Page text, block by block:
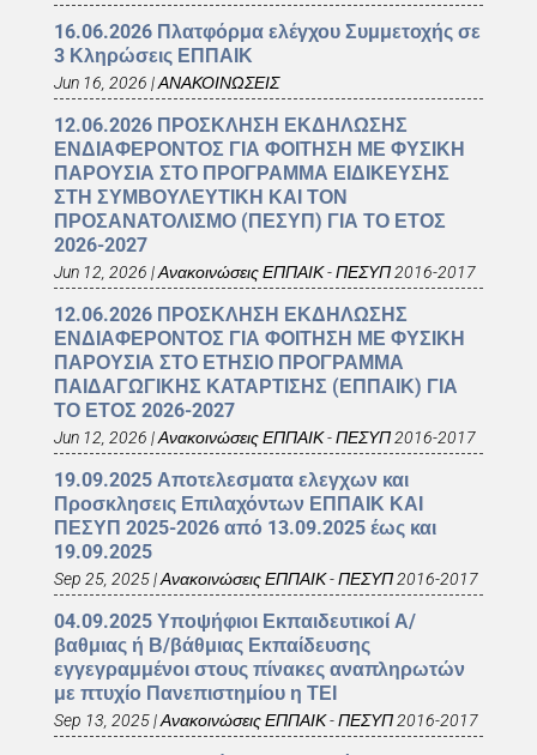
16.06.2026 Πλατφόρμα ελέγχου Συμμετοχής σε
3 Κληρώσεις ΕΠΠΑΙΚ
Jun 16, 2026 |ΑΝΑΚΟΙΝΩΣΕΙΣ
12.06.2026 ΠΡΟΣΚΛΗΣΗ ΕΚΔΗΛΩΣΗΣ
ΕΝΔΙΑΦΕΡΟΝΤΟΣ ΓΙΑ ΦΟΙΤΗΣΗ ΜΕ ΦΥΣΙΚΗ
ΠΑΡΟΥΣΙΑ ΣΤΟ ΠΡΟΓΡΑΜΜΑ ΕΙΔΙΚΕΥΣΗΣ
ΣΤΗ ΣΥΜΒΟΥΛΕΥΤΙΚΗ ΚΑΙ ΤΟΝ
ΠΡΟΣΑΝΑΤΟΛΙΣΜΟ (ΠΕΣΥΠ) ΓΙΑ ΤΟ ΕΤΟΣ
2026-2027
Jun 12, 2026 |Ανακοινώσεις ΕΠΠΑΙΚ - ΠΕΣΥΠ 2016-2017
12.06.2026 ΠΡΟΣΚΛΗΣΗ ΕΚΔΗΛΩΣΗΣ
ΕΝΔΙΑΦΕΡΟΝΤΟΣ ΓΙΑ ΦΟΙΤΗΣΗ ΜΕ ΦΥΣΙΚΗ
ΠΑΡΟΥΣΙΑ ΣΤΟ ΕΤΗΣΙΟ ΠΡΟΓΡΑΜΜΑ
ΠΑΙΔΑΓΩΓΙΚΗΣ ΚΑΤΑΡΤΙΣΗΣ (ΕΠΠΑΙΚ) ΓΙΑ
ΤΟ ΕΤΟΣ 2026-2027
Jun 12, 2026 |Ανακοινώσεις ΕΠΠΑΙΚ - ΠΕΣΥΠ 2016-2017
19.09.2025 Αποτελεσματα ελεγχων και
Προσκλησεις Επιλαχόντων ΕΠΠΑΙΚ ΚΑΙ
ΠΕΣΥΠ 2025-2026 από 13.09.2025 έως και
19.09.2025
Sep 25, 2025|Ανακοινώσεις ΕΠΠΑΙΚ - ΠΕΣΥΠ 2016-2017
04.09.2025 Υποψήφιοι Εκπαιδευτικοί Α/
βαθμιας ή Β/βάθμιας Εκπαίδευσης
εγγεγραμμένοι στους πίνακες αναπληρωτών
με πτυχίο Πανεπιστημίου η ΤΕΙ
Sep 13, 2025|Ανακοινώσεις ΕΠΠΑΙΚ - ΠΕΣΥΠ 2016-2017